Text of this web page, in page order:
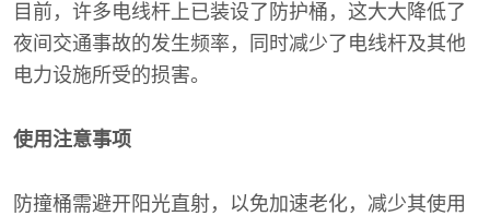
目前，许多电线杆上已装设了防护桶，这大大降低了
夜间交通事故的发生频率，同时减少了电线杆及其他
电力设施所受的损害。
使用注意事项
防撞桶需避开阳光直射，以免加速老化，减少其使用